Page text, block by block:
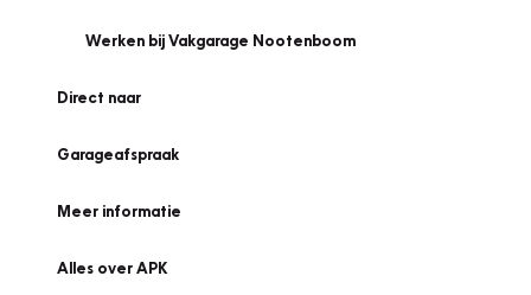
Werken bij Vakgarage Nootenboom
Direct naar
Garageafspraak
Meer informatie
Alles over APK